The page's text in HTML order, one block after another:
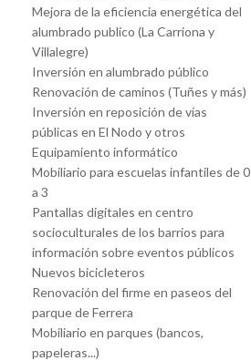
Mejora de la eficiencia energética del
alumbrado publico (La Carriona y
Villalegre)
Inversión en alumbrado público
Renovación de caminos (Tuñes y más)
Inversión en reposición de vías
públicas en El Nodo y otros
Equipamiento informático
Mobiliario para escuelas infantiles de 0
a 3
Pantallas digitales en centro
socioculturales de los barrios para
información sobre eventos públicos
Nuevos bicicleteros
Renovación del firme en paseos del
parque de Ferrera
Mobiliario en parques (bancos,
papeleras...)